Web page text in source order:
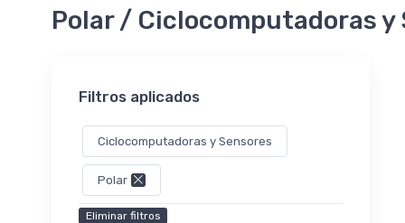
Polar / Ciclocomputadoras y
Filtros aplicados
Ciclocomputadoras y Sensores
Polar
Eliminar filtros